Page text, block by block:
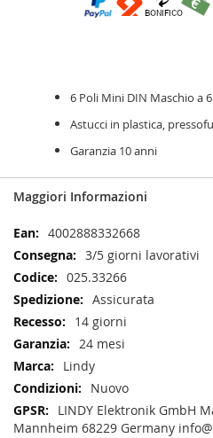
6 Poli Mini DIN Maschio a
Astucci in plastica,
Garanzia 10 anni
Maggiori Informazioni
Maggiori
Informazioni
4002888332668
3/5 giorni lavorativi
025.33266
Assicurata
14 giorni
24 mesi
Lindy
Nuovo
LINDY Elektronik GmbH
Mannheim 68229 Germany